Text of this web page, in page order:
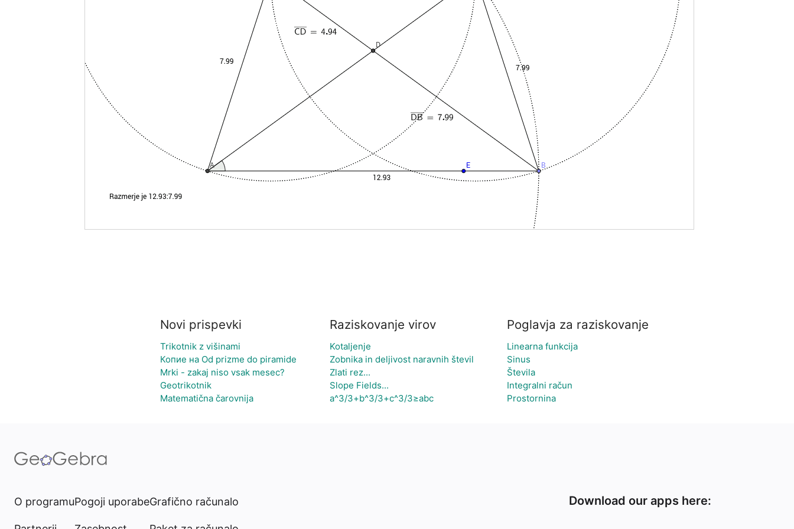
Novi prispevki
Trikotnik z višinami
Копие на Od prizme do piramide
Mrki - zakaj niso vsak mesec?
Geotrikotnik
Matematična čarovnija
Raziskovanje virov
Kotaljenje
Zobnika in deljivost naravnih števil
Zlati rez...
Slope Fields...
a^3/3+b^3/3+c^3/3≥abc
Poglavja za raziskovanje
Linearna funkcija
Sinus
Števila
Integralni račun
Prostornina
O programuPogoji uporabeGrafično računalo Download our apps here: